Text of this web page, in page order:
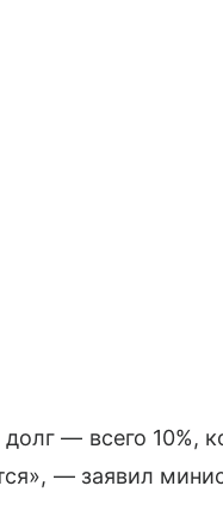
— всего 10%,
— заявил